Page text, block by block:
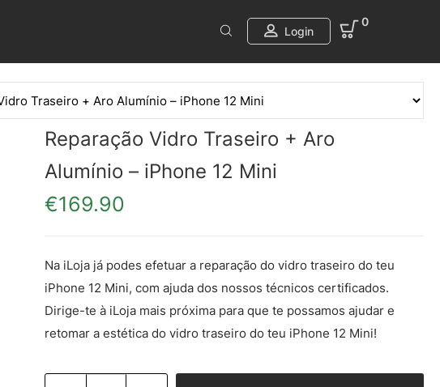
Login
0
Reparação Vidro Traseiro + Aro
Alumínio – iPhone 12 Mini
€169.90
Na iLoja já podes efetuar a reparação do vidro traseiro do teu
iPhone 12 Mini, com ajuda dos nossos técnicos certificados.
Dirige-te à iLoja mais próxima para que te possamos ajudar e
retomar a estética do vidro traseiro do teu iPhone 12 Mini!